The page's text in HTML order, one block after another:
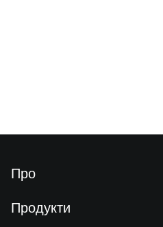
Про
Продукти